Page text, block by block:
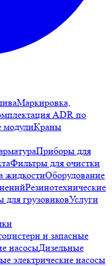
Маркировка,
ADR по
модулиКраны
Приборы для
Фильтры для очистки
жидкостиОборудование
Резинотехнические
для грузовиковУслуги
и запасные
насосыДизельные
электрические насосы